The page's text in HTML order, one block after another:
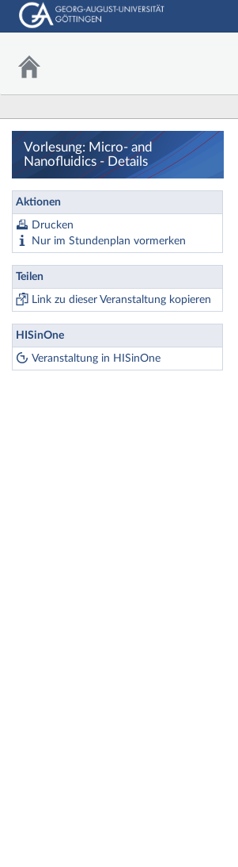
Vorlesung: Micro- and
Nanofluidics - Details
Aktionen
Drucken
Nur im Stundenplan vormerken
Teilen
Link zu dieser Veranstaltung kopieren
HISinOne
Veranstaltung in HISinOne